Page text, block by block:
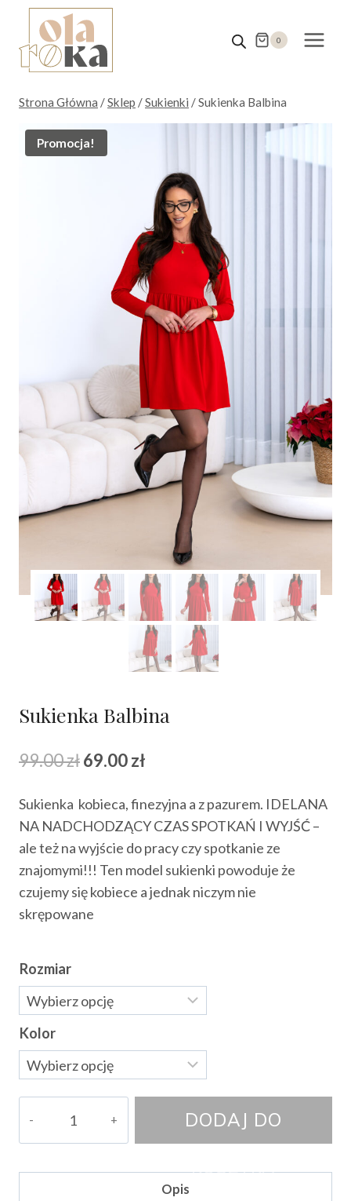
Przejdź
treści
0
Strona Główna /Sklep /Sukienki /Sukienka Balbina
Promocja!
Sukienka Balbina
99.00złPierwotna
wynosiła:
99.00 zł.
69.00zł
wynosi:
69.00 zł.
Sukienka kobieca, finezyjna a z pazurem. IDELANA
NA NADCHODZĄCY CZAS SPOTKAŃ I WYJŚĆ –
ale też na wyjście do pracy czy spotkanie ze
znajomymi!!! Ten model sukienki powoduje że
czujemy się kobiece a jednak niczym nie
skrępowane
Rozmiar
Kolor
Sukienka
DODAJ DO
KOSZYKA
Opis